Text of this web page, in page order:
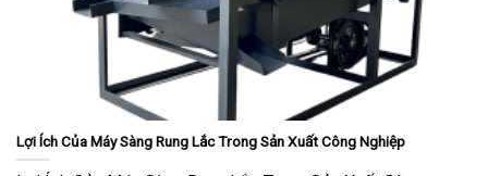
Lợi Ích Của Máy Sàng Rung Lắc Trong Sản Xuất Công Nghiệp